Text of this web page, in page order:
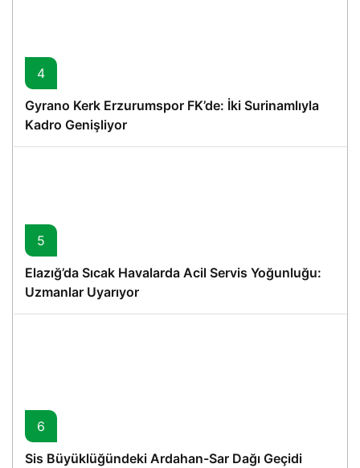
4
Gyrano Kerk Erzurumspor FK’de: İki Surinamlıyla
Kadro Genişliyor
5
Elazığ’da Sıcak Havalarda Acil Servis Yoğunluğu:
Uzmanlar Uyarıyor
6
Sis Büyüklüğündeki Ardahan-Sar Dağı Geçidi